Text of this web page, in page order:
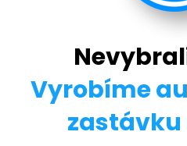
Vyrobíme